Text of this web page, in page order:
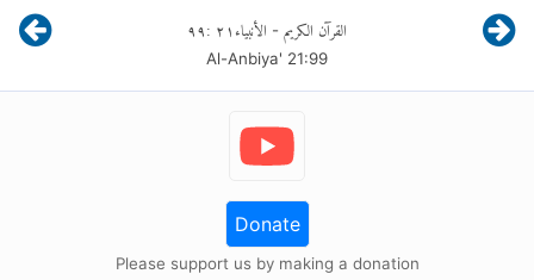
weilen.
Wären diese Götter gewesen, wären sie nicht dahin
gekommen; doch sie müssen alle auf ewig darin
القرآن الكريم - الأنبياء٢١:٩٩
Al-Anbiya' 21:99
Donate
Please support us by making a donation